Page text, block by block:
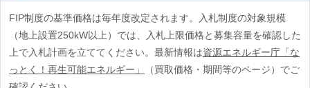
FIP制度の基準価格は毎年度改定されます。入札制度の対象規模
（地上設置250kW以上）では、入札上限価格と募集容量を確認した
上で入札計画を立ててください。最新情報は資源エネルギー庁「な
っとく！再生可能エネルギー」
（買取価格・期間等のページ）でご